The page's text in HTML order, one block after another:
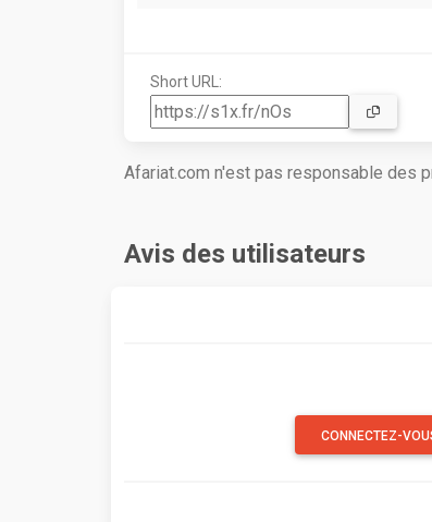
Short URL:
Afariat.com n'est pas responsable des
Avis des utilisateurs
CONNECTEZ-